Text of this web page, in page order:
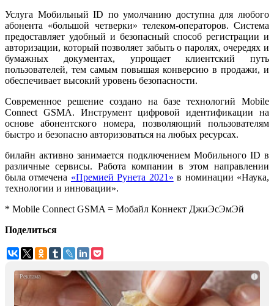
Услуга Мобильный ID по умолчанию доступна для любого
абонента «большой четверки» телеком-операторов. Система
предоставляет удобный и безопасный способ регистрации и
авторизации, который позволяет забыть о паролях, очередях и
бумажных документах, упрощает клиентский путь
пользователей, тем самым повышая конверсию в продажи, и
обеспечивает высокий уровень безопасности.
Современное решение создано на базе технологий Mobile
Connect GSMA. Инструмент цифровой идентификации на
основе абонентского номера, позволяющий пользователям
быстро и безопасно авторизоваться на любых ресурсах.
билайн активно занимается подключением Мобильного ID в
различные сервисы. Работа компании в этом направлении
была отмечена «Премией Рунета 2021» в номинации «Наука,
технологии и инновации».
* Mobile Connect GSMA = Мобайл Коннект ДжиЭсЭмЭй
Поделиться
i